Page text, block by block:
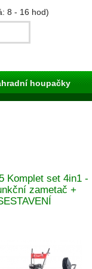
8 - 16 hod)
houpačky
Komplet set 4in1 -
zametač +